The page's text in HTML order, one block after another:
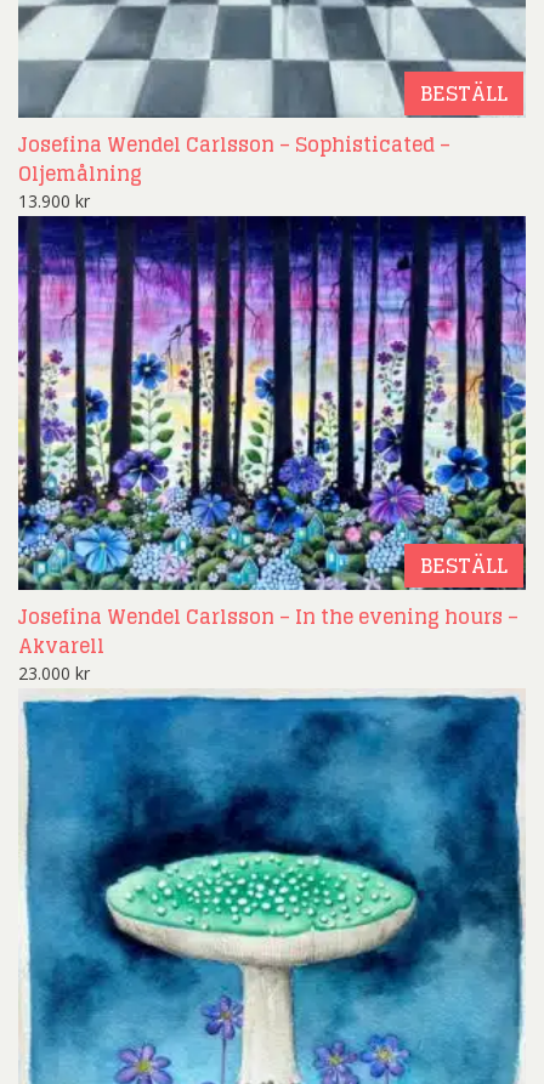
BESTÄLL
Josefina Wendel Carlsson – Sophisticated –
Oljemålning
13.900 kr
BESTÄLL
Josefina Wendel Carlsson – In the evening hours –
Akvarell
23.000 kr